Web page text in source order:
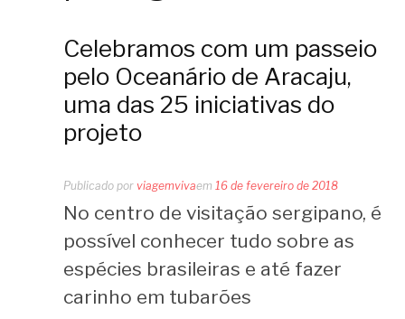
Celebramos com um passeio
pelo Oceanário de Aracaju,
uma das 25 iniciativas do
projeto
Publicado por viagemvivaem 16 de fevereiro de 2018
No centro de visitação sergipano, é
possível conhecer tudo sobre as
espécies brasileiras e até fazer
carinho em tubarões